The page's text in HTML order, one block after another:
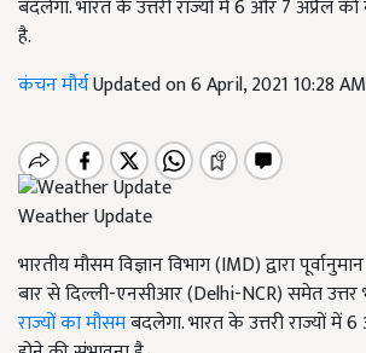
बदलेगा. भारत के उत्तरी राज्यों में 6 और 7 अप्रैल को
है.
कंचन मौर्यUpdated on 6 April, 2021 10:28
Weather Update
भारतीय मौसम विज्ञान विभाग (IMD) द्वारा
बार से दिल्ली-एनसीआर (Delhi-NCR) समेत उत्तर
राज्यों का मौसमबदलेगा. भारत के उत्तरी राज्यों में